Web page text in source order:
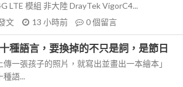
LTE 模組 非大陸 DrayTek VigorC4...
文 13 小時前 0個留言
種語言，要換掉的不只是詞，是節日
一張孩子的照片，就寫出並畫出一本繪本」
種語...